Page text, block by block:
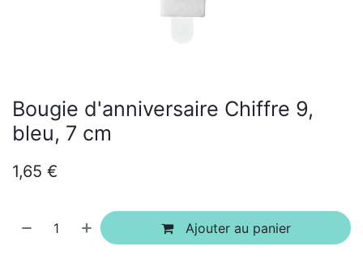
Bougie d'anniversaire Chiffre 9,
bleu, 7 cm
1,65 €
Ajouter au panier